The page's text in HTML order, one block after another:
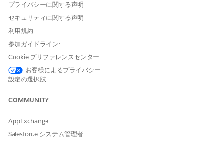
能し、ユーザーが情報の検索、サービスプロセスの開始、パーソ
ナライズされたおすすめの表示を行う必要があるかどうかを特定
します。概念コンテンツをここに追加します。
ユーザーが統合プロンプトバーを操作する場合、セルフサービス
エージェントは次の3つの主要な機能を実行します。
インテント分析: エージェントはユーザーの入力を評価して目
標を決定します。情報クエリ (返品ポリシーは? など) を区別
など)。
理する代わりに、タスクを専門のサブエージェントに委任しま
す。たとえば、情報クエリを処理するためにスマート検索アシ
プライバシーに関する声明
セキュリティに関する声明
利用規約
参加ガイドライン:
Cookie プリファレンスセンター
お客様によるプライバシー
設定の選択肢
COMMUNITY
AppExchange
Salesforce システム管理者